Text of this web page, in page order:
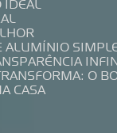
ALUMÍNIO
O
CASA